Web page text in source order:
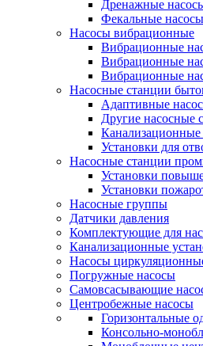
Дренажные
Фекальные насосы
Насосы вибрационные
Вибрационные
Вибрационные
Вибрационные
Насосные станции
Адаптивные
Другие насосные
Канализационные
Установки для
Насосные станции
Установки
Установки
Насосные группы
Датчики давления
Комплектующие для
Канализационные
Насосы
Погружные насосы
Самовсасывающие
Центробежные насосы
Горизонтальные
Консольно-